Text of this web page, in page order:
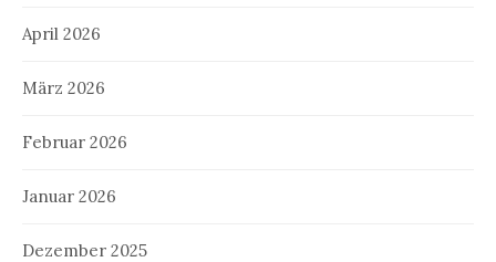
April 2026
März 2026
Februar 2026
Januar 2026
Dezember 2025